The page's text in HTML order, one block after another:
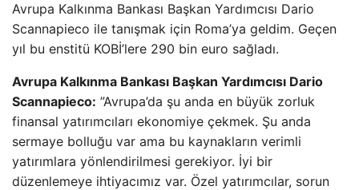
Avrupa Kalkınma Bankası Başkan Yardımcısı Dario
Scannapieco ile tanışmak için Roma’ya geldim. Geçen
yıl bu enstitü KOBİ’lere 290 bin euro sağladı.
Avrupa Kalkınma Bankası Başkan Yardımcısı Dario
Scannapieco: ”Avrupa’da şu anda en büyük zorluk
finansal yatırımcıları ekonomiye çekmek. Şu anda
sermaye bolluğu var ama bu kaynakların verimli
yatırımlara yönlendirilmesi gerekiyor. İyi bir
düzenlemeye ihtiyacımız var. Özel yatırımcılar, sorun